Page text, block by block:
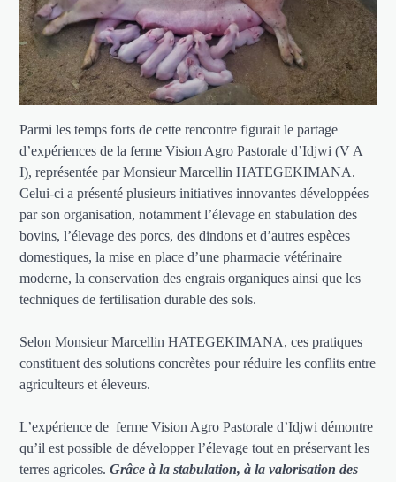
Parmi les temps forts de cette rencontre figurait le partage
d’expériences de la ferme Vision Agro Pastorale d’Idjwi (V A
I), représentée par Monsieur Marcellin HATEGEKIMANA.
Celui-ci a présenté plusieurs initiatives innovantes développées
par son organisation, notamment l’élevage en stabulation des
bovins, l’élevage des porcs, des dindons et d’autres espèces
domestiques, la mise en place d’une pharmacie vétérinaire
moderne, la conservation des engrais organiques ainsi que les
techniques de fertilisation durable des sols.
Selon Monsieur Marcellin HATEGEKIMANA, ces pratiques
constituent des solutions concrètes pour réduire les conflits entre
agriculteurs et éleveurs.
L’expérience de ferme Vision Agro Pastorale d’Idjwi démontre
qu’il est possible de développer l’élevage tout en préservant les
terres agricoles. Grâce à la stabulation, à la valorisation des